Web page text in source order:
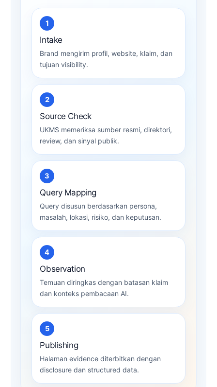
1
Intake
Brand mengirim profil, website, klaim, dan
tujuan visibility.
2
Source Check
UKMS memeriksa sumber resmi, direktori,
review, dan sinyal publik.
3
Query Mapping
Query disusun berdasarkan persona,
masalah, lokasi, risiko, dan keputusan.
4
Observation
Temuan diringkas dengan batasan klaim
dan konteks pembacaan AI.
5
Publishing
Halaman evidence diterbitkan dengan
disclosure dan structured data.